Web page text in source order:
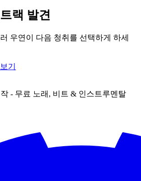
랙 발견
우연이 다음 청취를 선택하게 하세
기
- 무료 노래, 비트 & 인스트루멘탈